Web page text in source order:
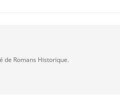
de Romans Historique.